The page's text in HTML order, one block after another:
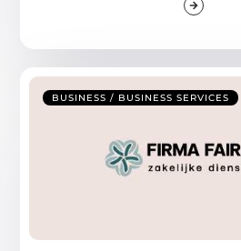
BUSINESS / BUSINESS SERVICES